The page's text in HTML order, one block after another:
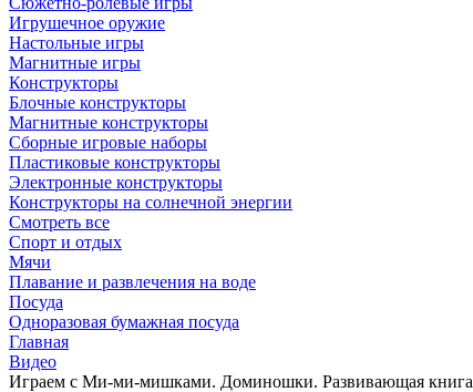
Игрушечное оружие
Настольные игры
Магнитные игры
Конструкторы
Блочные конструкторы
Магнитные конструкторы
Сборные игровые наборы
Пластиковые конструкторы
Электронные конструкторы
Конструкторы на солнечной энергии
Смотреть все
Спорт и отдых
Мячи
Плавание и развлечения на воде
Посуда
Одноразовая бумажная посуда
Главная
Видео
Играем с Ми-ми-мишками. Доминошки. Развивающая книга